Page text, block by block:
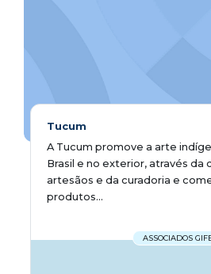
Tucum
A Tucum promove a arte
Brasil e no exterior, através da
artesãos e da curadoria e
produtos...
ASSOCIADOS